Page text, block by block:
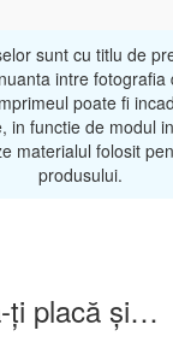
sunt cu titlu de
intre
poate fi
in functie de modul
materialul folosit
produsului.
ți placă și…